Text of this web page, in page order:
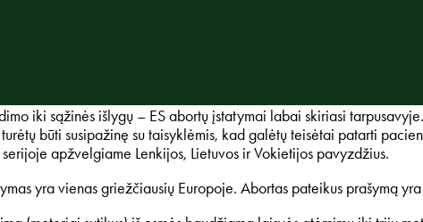
iki sąžinės išlygų – ES abortų įstatymai labai skiriasi tarpusavyje
būti susipažinę su taisyklėmis, kad galėtų teisėtai patarti
apžvelgiame Lenkijos, Lietuvos ir Vokietijos pavyzdžius.
yra vienas griežčiausių Europoje. Abortas pateikus prašymą